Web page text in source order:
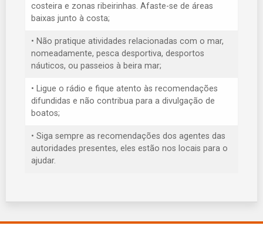
costeira e zonas ribeirinhas. Afaste-se de áreas
baixas junto à costa;
• Não pratique atividades relacionadas com o mar,
nomeadamente, pesca desportiva, desportos
náuticos, ou passeios à beira mar;
• Ligue o rádio e fique atento às recomendações
difundidas e não contribua para a divulgação de
boatos;
• Siga sempre as recomendações dos agentes das
autoridades presentes, eles estão nos locais para o
ajudar.